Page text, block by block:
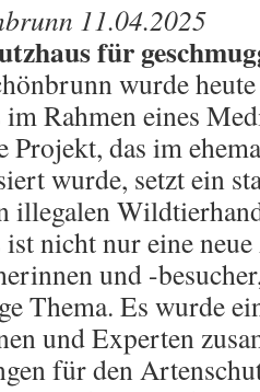
11.04.2025
für
wurde
Rahmen eines
Projekt, das im
wurde, setzt ein
illegalen
ist nicht nur eine
und -
Thema. Es wurde
und Experten
für den